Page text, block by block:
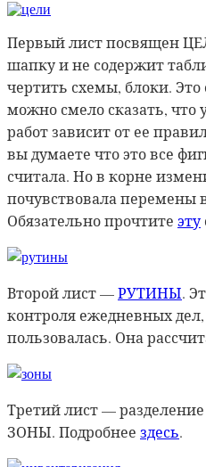
Первый лист посвящен
шапку и не содержит
чертить схемы, блоки.
можно смело сказать, что
работ зависит от ее
вы думаете что это все
считала. Но в корне
почувствовала перемены
Обязательно прочтите эту
Второй лист —РУТИНЫ.
контроля ежедневных дел,
пользовалась. Она
Третий лист —
ЗОНЫ. Подробнее здесь.